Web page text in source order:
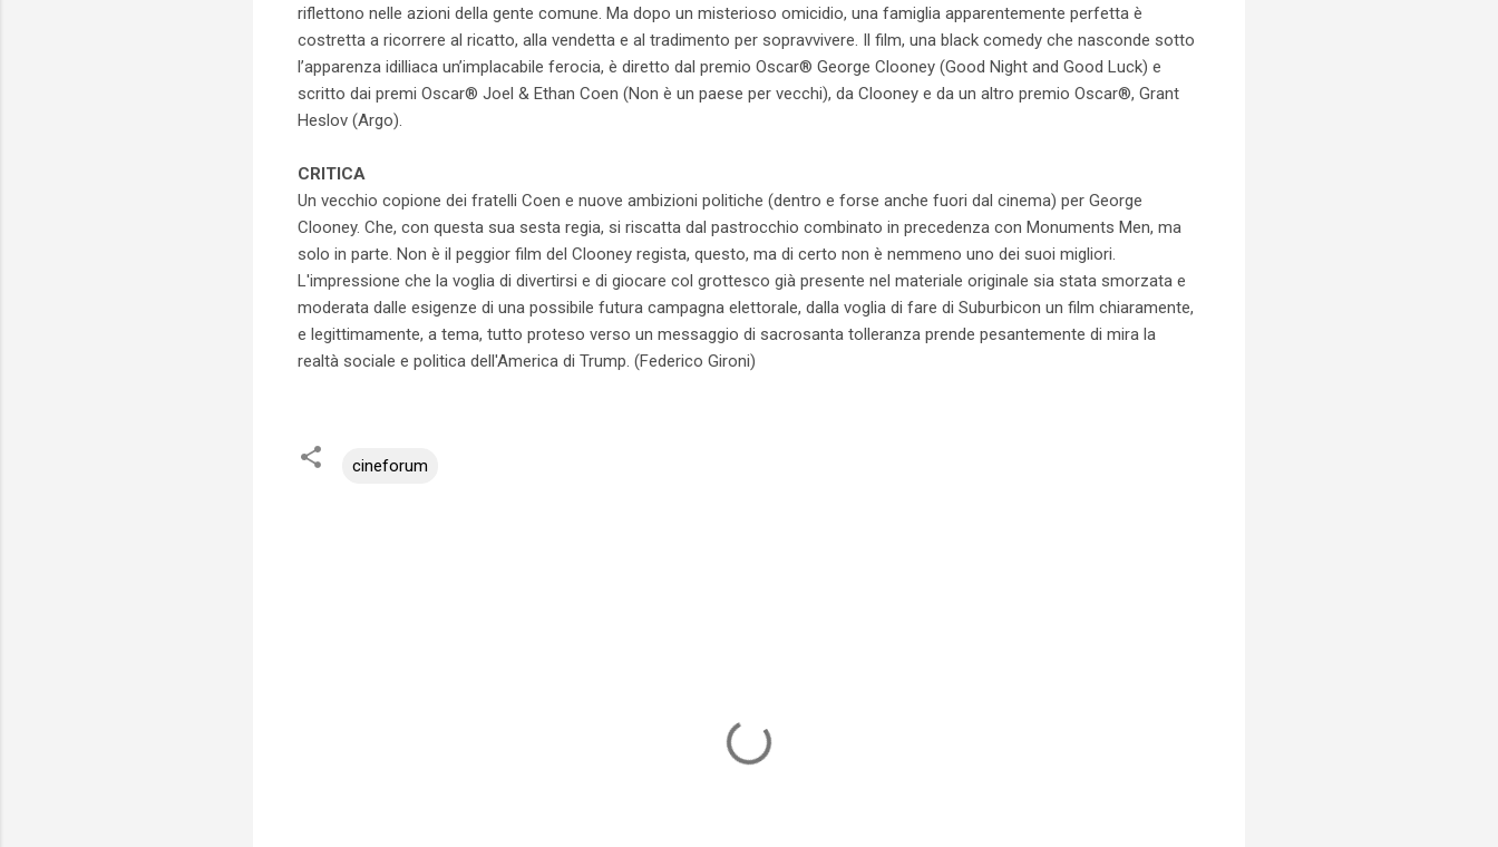
riflettono nelle azioni della gente comune. Ma dopo un misterioso omicidio, una famiglia apparentemente perfetta è
costretta a ricorrere al ricatto, alla vendetta e al tradimento per sopravvivere. Il film, una black comedy che nasconde sotto
l’apparenza idilliaca un’implacabile ferocia, è diretto dal premio Oscar® George Clooney (Good Night and Good Luck) e
scritto dai premi Oscar® Joel & Ethan Coen (Non è un paese per vecchi), da Clooney e da un altro premio Oscar®, Grant
Heslov (Argo).
CRITICA
Un vecchio copione dei fratelli Coen e nuove ambizioni politiche (dentro e forse anche fuori dal cinema) per George
Clooney. Che, con questa sua sesta regia, si riscatta dal pastrocchio combinato in precedenza con Monuments Men, ma
solo in parte. Non è il peggior film del Clooney regista, questo, ma di certo non è nemmeno uno dei suoi migliori.
L'impressione che la voglia di divertirsi e di giocare col grottesco già presente nel materiale originale sia stata smorzata e
moderata dalle esigenze di una possibile futura campagna elettorale, dalla voglia di fare di Suburbicon un film chiaramente,
e legittimamente, a tema, tutto proteso verso un messaggio di sacrosanta tolleranza prende pesantemente di mira la
realtà sociale e politica dell'America di Trump. (Federico Gironi)
cineforum